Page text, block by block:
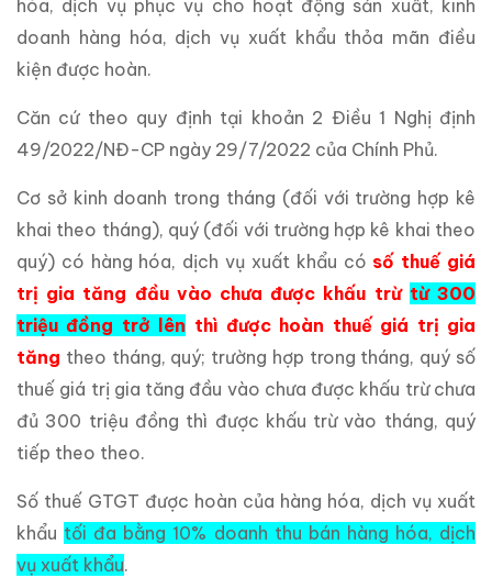
hóa, dịch vụ phục vụ cho hoạt động sản xuất, kinh
doanh hàng hóa, dịch vụ xuất khẩu thỏa mãn điều
kiện được hoàn.
Căn cứ theo quy định tại khoản 2 Điều 1 Nghị định
49/2022/NĐ-CP ngày 29/7/2022 của Chính Phủ.
Cơ sở kinh doanh trong tháng (đối với trường hợp kê
khai theo tháng), quý (đối với trường hợp kê khai theo
quý) có hàng hóa, dịch vụ xuất khẩu có số thuế giá
trị gia tăng đầu vào chưa được khấu trừ từ 300
triệu đồng trở lên thì được hoàn thuế giá trị gia
tăng theo tháng, quý; trường hợp trong tháng, quý số
thuế giá trị gia tăng đầu vào chưa được khấu trừ chưa
đủ 300 triệu đồng thì được khấu trừ vào tháng, quý
tiếp theo theo.
Số thuế GTGT được hoàn của hàng hóa, dịch vụ xuất
khẩu tối đa bằng 10% doanh thu bán hàng hóa, dịch
vụ xuất khẩu.